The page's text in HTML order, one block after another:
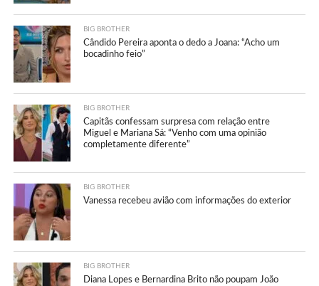
BIG BROTHER
Cândido Pereira aponta o dedo a Joana: “Acho um
bocadinho feio”
BIG BROTHER
Capitãs confessam surpresa com relação entre
Miguel e Mariana Sá: “Venho com uma opinião
completamente diferente”
BIG BROTHER
Vanessa recebeu avião com informações do exterior
BIG BROTHER
Diana Lopes e Bernardina Brito não poupam João